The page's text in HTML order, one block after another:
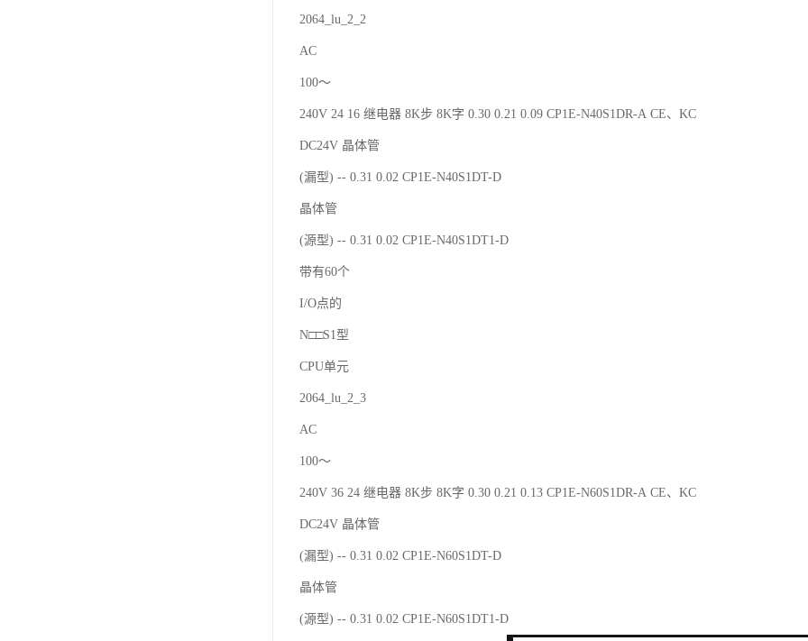
2064_lu_2_2
AC
100～
240V 24 16 继电器 8K步 8K字 0.30 0.21 0.09 CP1E-N40S1DR-A CE、KC
DC24V 晶体管
(漏型) -- 0.31 0.02 CP1E-N40S1DT-D
晶体管
(源型) -- 0.31 0.02 CP1E-N40S1DT1-D
带有60个
I/O点的
N□□S1型
CPU单元
2064_lu_2_3
AC
100～
240V 36 24 继电器 8K步 8K字 0.30 0.21 0.13 CP1E-N60S1DR-A CE、KC
DC24V 晶体管
(漏型) -- 0.31 0.02 CP1E-N60S1DT-D
晶体管
(源型) -- 0.31 0.02 CP1E-N60S1DT1-D